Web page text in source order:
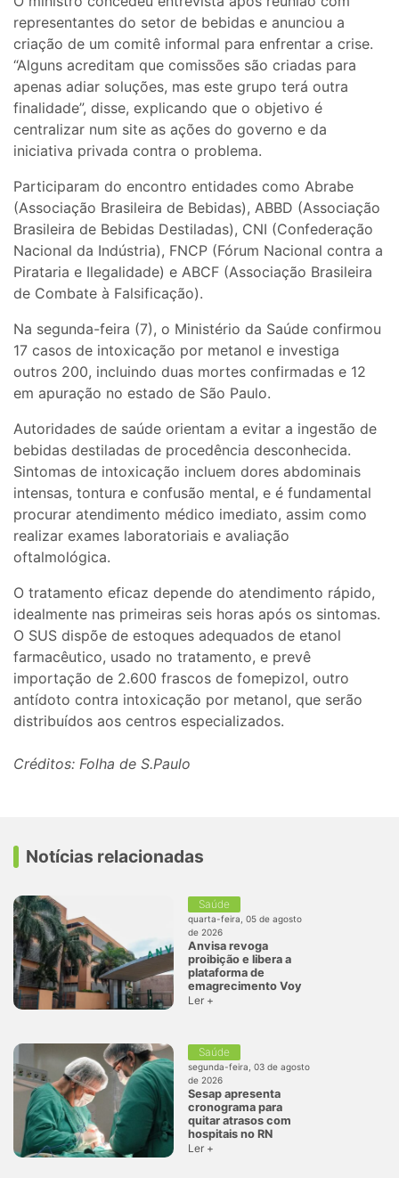
representantes do setor de bebidas e anunciou a
criação de um comitê informal para enfrentar a crise.
“Alguns acreditam que comissões são criadas para
apenas adiar soluções, mas este grupo terá outra
finalidade”, disse, explicando que o objetivo é
centralizar num site as ações do governo e da
iniciativa privada contra o problema.
Participaram do encontro entidades como Abrabe
(Associação Brasileira de Bebidas), ABBD (Associação
Brasileira de Bebidas Destiladas), CNI (Confederação
Nacional da Indústria), FNCP (Fórum Nacional contra a
Pirataria e Ilegalidade) e ABCF (Associação Brasileira
de Combate à Falsificação).
Na segunda-feira (7), o Ministério da Saúde confirmou
17 casos de intoxicação por metanol e investiga
outros 200, incluindo duas mortes confirmadas e 12
em apuração no estado de São Paulo.
Autoridades de saúde orientam a evitar a ingestão de
bebidas destiladas de procedência desconhecida.
Sintomas de intoxicação incluem dores abdominais
intensas, tontura e confusão mental, e é fundamental
procurar atendimento médico imediato, assim como
realizar exames laboratoriais e avaliação
oftalmológica.
O tratamento eficaz depende do atendimento rápido,
idealmente nas primeiras seis horas após os sintomas.
O SUS dispõe de estoques adequados de etanol
farmacêutico, usado no tratamento, e prevê
importação de 2.600 frascos de fomepizol, outro
antídoto contra intoxicação por metanol, que serão
distribuídos aos centros especializados.
Créditos: Folha de S.Paulo
Notícias relacionadas
Saúde
quarta-feira, 05 de agosto
de 2026
Anvisa revoga
proibição e libera a
plataforma de
emagrecimento Voy
Ler +
Saúde
segunda-feira, 03 de agosto
de 2026
Sesap apresenta
cronograma para
quitar atrasos com
hospitais no RN
Ler +